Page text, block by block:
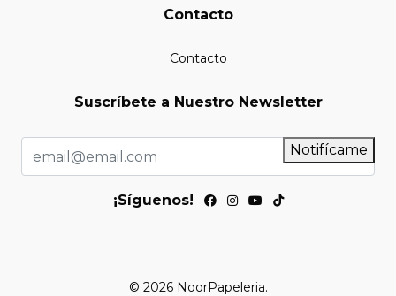
Contacto
Contacto
Suscríbete a Nuestro Newsletter
Notifícame
¡Síguenos!
© 2026 NoorPapeleria.